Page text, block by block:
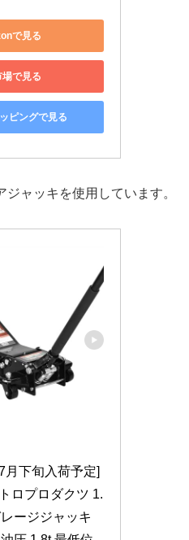
で見る
で見る
ピングで見る
ャッキを使用しています。
月下旬入荷予定]
ロプロダクツ 1.
ージジャッキ